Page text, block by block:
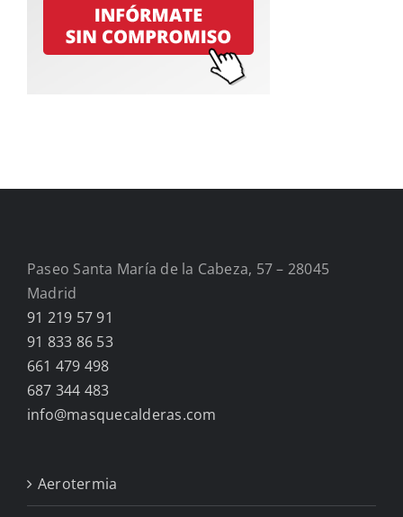
Paseo Santa María de la Cabeza, 57 – 28045
Madrid
91 219 57 91
91 833 86 53
661 479 498
687 344 483
info@masquecalderas.com
Aerotermia